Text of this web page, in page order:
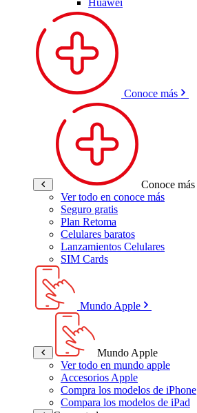
Conoce más
Conoce más
Ver todo en conoce más
Seguro gratis
Plan Retoma
Celulares baratos
Lanzamientos Celulares
SIM Cards
Mundo Apple
Mundo Apple
Ver todo en mundo apple
Accesorios Apple
Compra los modelos de iPhone
Compara los modelos de iPad